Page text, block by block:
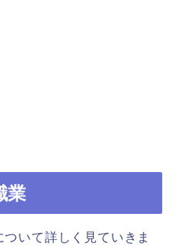
業
いて詳しく見ていきま